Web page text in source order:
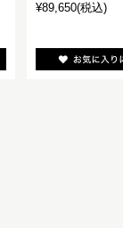
¥89,650(税込)